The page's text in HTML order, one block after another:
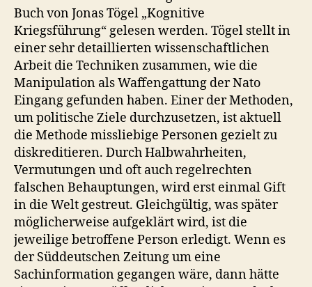
Buch von Jonas Tögel „Kognitive
Kriegsführung“ gelesen werden. Tögel stellt in
einer sehr detaillierten wissenschaftlichen
Arbeit die Techniken zusammen, wie die
Manipulation als Waffengattung der Nato
Eingang gefunden haben. Einer der Methoden,
um politische Ziele durchzusetzen, ist aktuell
die Methode missliebige Personen gezielt zu
diskreditieren. Durch Halbwahrheiten,
Vermutungen und oft auch regelrechten
falschen Behauptungen, wird erst einmal Gift
in die Welt gestreut. Gleichgültig, was später
möglicherweise aufgeklärt wird, ist die
jeweilige betroffene Person erledigt. Wenn es
der Süddeutschen Zeitung um eine
Sachinformation gegangen wäre, dann hätte